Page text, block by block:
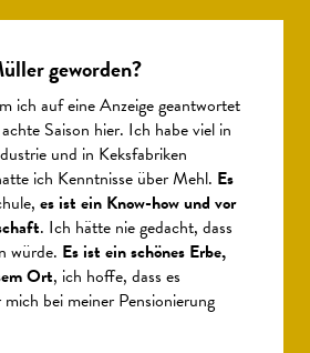
geworden?
ich auf eine Anzeige geantwortet
Saison hier. Ich habe viel in
und in Keksfabriken
ich Kenntnisse über Mehl. Es
es ist ein Know-how und vor
. Ich hätte nie gedacht, dass
würde. Es ist ein schönes Erbe,
Ort, ich hoffe, dass es
bei meiner Pensionierung